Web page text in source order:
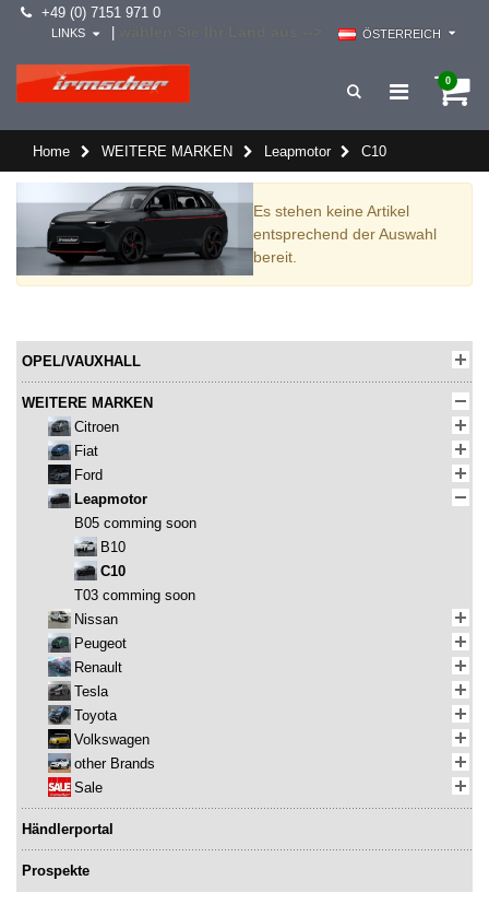
+49 (0) 7151 971 0
ÖSTERREICH
LINKS
0
Home WEITERE MARKEN Leapmotor C10
Es stehen keine Artikel
entsprechend der Auswahl
bereit.
OPEL/VAUXHALL
WEITERE MARKEN
Citroen
Fiat
Ford
Leapmotor
B05 comming soon
B10
C10
T03 comming soon
Nissan
Peugeot
Renault
Tesla
Toyota
Volkswagen
other Brands
Sale
Händlerportal
Prospekte